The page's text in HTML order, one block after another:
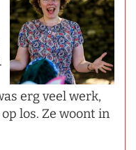
erg veel werk,
los. Ze woont in